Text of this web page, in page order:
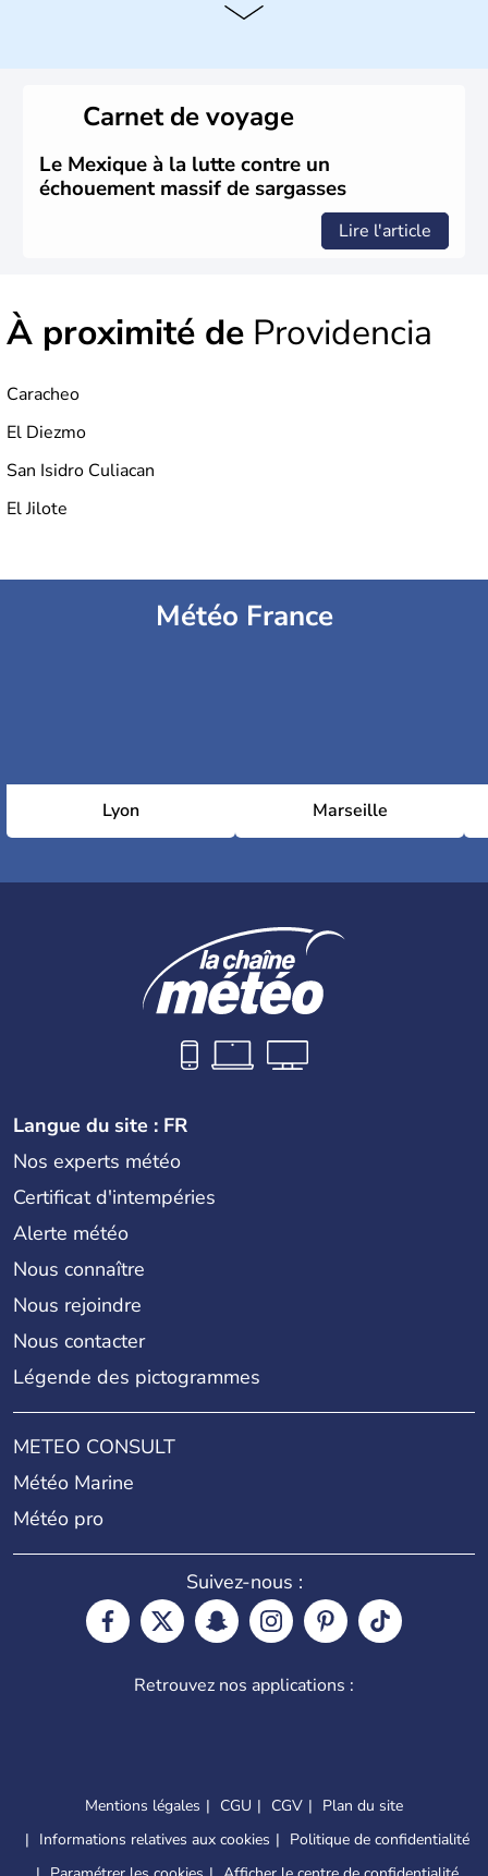
Bordé au Sud par le Guatemala et le Belize, le Mexique
Carnet de voyage
Le Mexique à la lutte contre un
échouement massif de sargasses
Lire l'article
À proximité de Providencia
Caracheo
El Diezmo
San Isidro Culiacan
El Jilote
Météo France
Lyon Marseille
Langue du site : FR
Nos experts météo
Certificat d'intempéries
Alerte météo
Nous connaître
Nous rejoindre
Nous contacter
Légende des pictogrammes
METEO CONSULT
Météo Marine
Météo pro
Suivez-nous :
Retrouvez nos applications :
Mentions légales CGU CGV
Plan du site
Informations relatives aux cookies
Politique de confidentialité